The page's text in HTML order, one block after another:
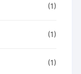
(1)
(1)
(1)